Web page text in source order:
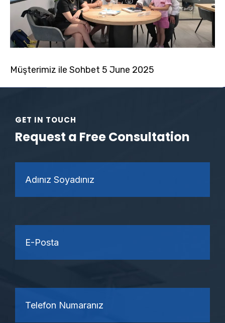
Müşterimiz ile Sohbet 5 June 2025
GET IN TOUCH
Request a Free Consultation